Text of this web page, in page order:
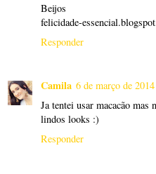
Beijos
felicidade-
Responder
Camila 6 de março de
Ja tentei usar macacão mas
lindos looks :)
Responder